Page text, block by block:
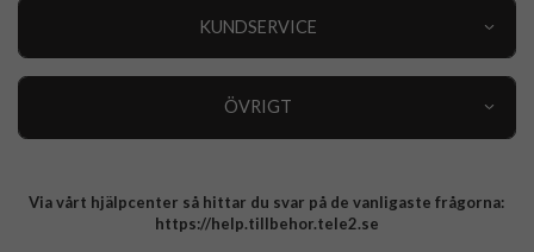
KUNDSERVICE
ÖVRIGT
Integritetspolicy
Via vårt hjälpcenter så hittar du svar på de vanligaste frågorna:
https://help.tillbehor.tele2.se